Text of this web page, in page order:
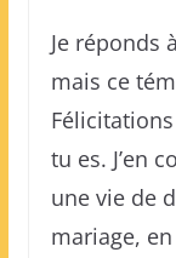
Je réponds
mais ce
tu es. J’en
une vie de
mariage,